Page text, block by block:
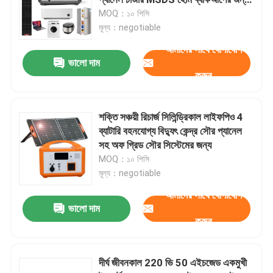
লিথিয়াম ইভি ব্যাটারি
LifeP04 লিথিয়াম ব্যাটারি
এনার্জি স্টোরেজ লিথিয়াম ব্যাটারি
লিথিয়াম ইলেকট্রিক বাইকের ব্যাটারি
হাইব্রিড সোলার ইনভার্টার
অনুমোদিত
MOQ：১০ পিসি
মূল্য：negotiable
ভালো দাম
আমাদের সাথে যোগাযোগ
করুন
শক্তি সঞ্চয়ী রিচার্জ সিলিন্ড্রিকাল লাইফপিও 4
ব্যাটারি বহনযোগ্য বিদ্যুৎ কেন্দ্র সৌর প্যানেল
সহ অফ গ্রিড সৌর সিস্টেমের জন্য
MOQ：১০ পিসি
মূল্য：negotiable
ভালো দাম
আমাদের সাথে যোগাযোগ
করুন
দীর্ঘ জীবনকাল 220 ভি 50 এইচজেড একমুখী